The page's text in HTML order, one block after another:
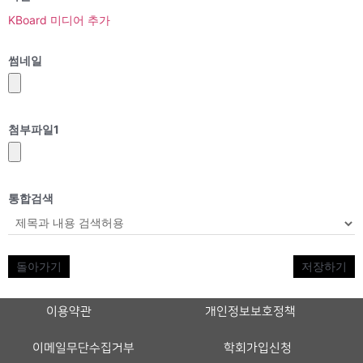
KBoard 미디어 추가
썸네일
첨부파일1
통합검색
돌아가기 저장하기
이용약관 개인정보보호정책
이메일무단수집거부 학회가입신청